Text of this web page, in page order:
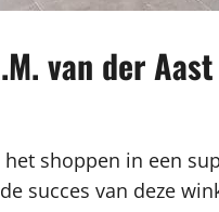
van der
shoppen in een
succes van deze